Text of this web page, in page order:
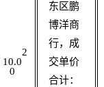
2
10.0
0
东区鹏
博洋商
行， 成
交单价
合计：